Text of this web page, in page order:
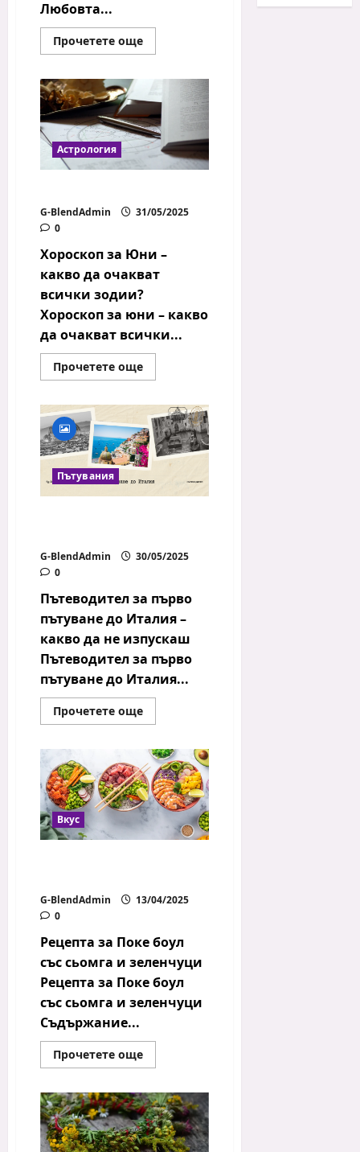
Любовта...
Прочетете ощеRead
more
хороскоп:
коя
зодия
ще
срещне
сродна
душа?
Астрология
G-BlendAdmin
31/05/2025
0
Хороскоп за Юни –
какво да очакват
всички зодии?
Хороскоп за юни – какво
да очакват всички...
Прочетете ощеRead
more
за
Юни
Пътувания
G-BlendAdmin
30/05/2025
0
Пътеводител за първо
пътуване до Италия –
какво да не изпускаш
Пътеводител за първо
пътуване до Италия...
Прочетете ощеRead
more
за
първо
пътуване
до
Италия
Вкус
G-BlendAdmin
13/04/2025
0
Рецепта за Поке боул
със сьомга и зеленчуци
Рецепта за Поке боул
със сьомга и зеленчуци
Съдържание...
Прочетете ощеRead
more
боул
със
сьомга
и
зеленчуци